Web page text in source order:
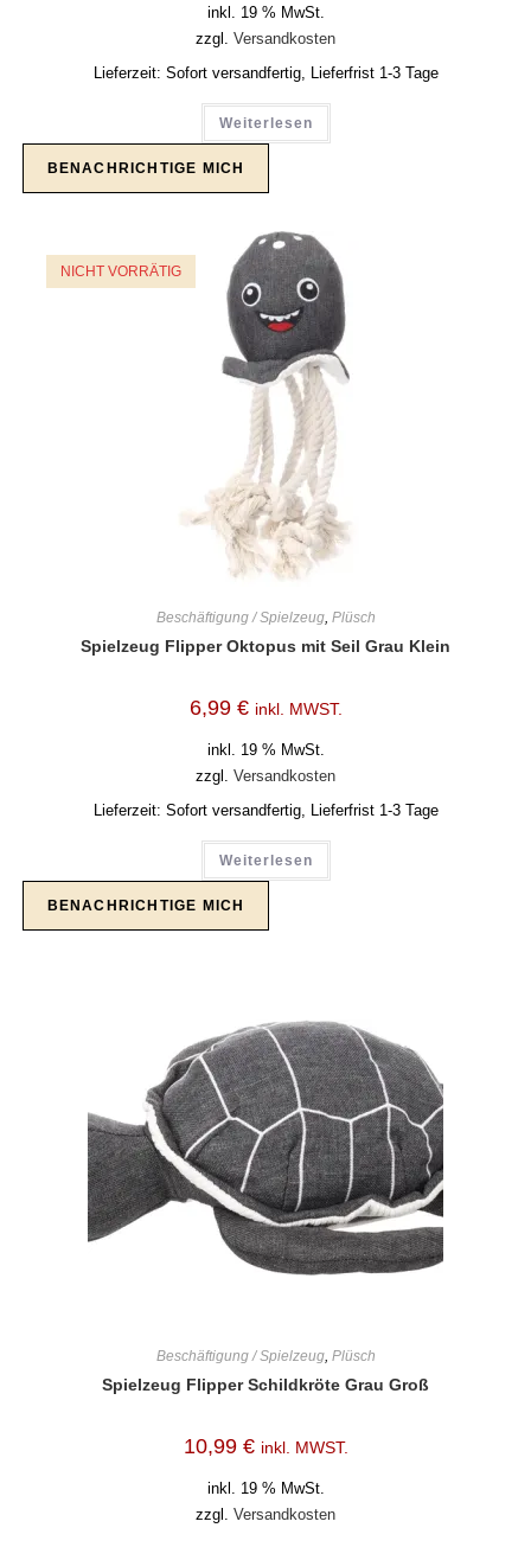
inkl. 19 % MwSt.
zzgl. Versandkosten
Lieferzeit: Sofort versandfertig, Lieferfrist 1-3 Tage
Weiterlesen
NICHT VORRÄTIG
Beschäftigung / Spielzeug, Plüsch
Spielzeug Flipper Oktopus mit Seil Grau Klein
6,99 € inkl. MWST.
inkl. 19 % MwSt.
zzgl. Versandkosten
Lieferzeit: Sofort versandfertig, Lieferfrist 1-3 Tage
Weiterlesen
Beschäftigung / Spielzeug, Plüsch
Spielzeug Flipper Schildkröte Grau Groß
10,99 € inkl. MWST.
inkl. 19 % MwSt.
zzgl. Versandkosten